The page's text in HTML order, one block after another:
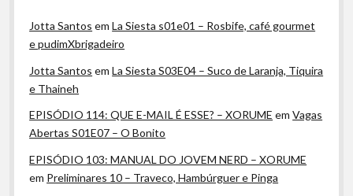
Jotta Santos emLa Siesta s01e01 – Rosbife, café gourmet
e pudimXbrigadeiro
Jotta Santos emLa Siesta S03E04 – Suco de Laranja, Tiquira
e Thaineh
EPISÓDIO 114: QUE E-MAIL É ESSE? – XORUME emVagas
Abertas S01E07 – O Bonito
EPISÓDIO 103: MANUAL DO JOVEM NERD – XORUME
em Preliminares 10 – Traveco, Hambúrguer e Pinga